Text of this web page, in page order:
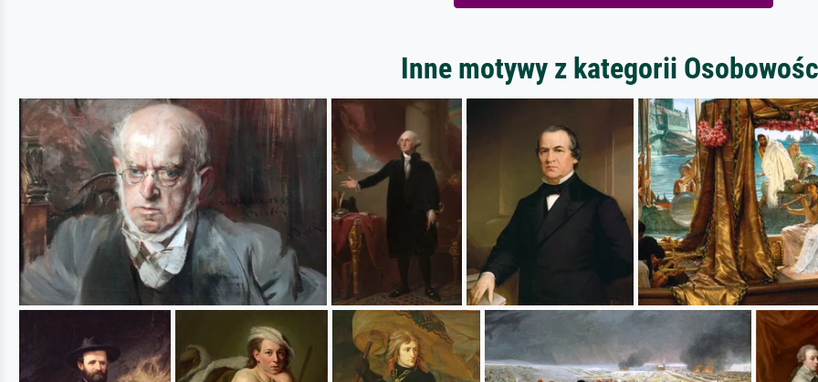
Inne motywy z kategorii